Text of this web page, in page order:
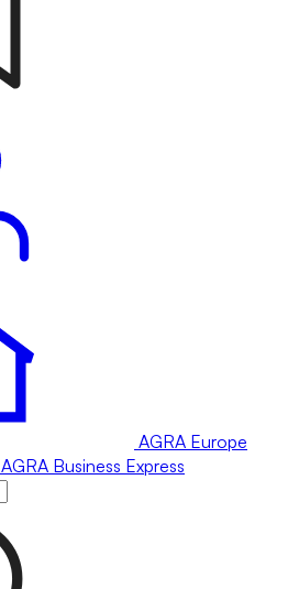
AGRA Europe
AGRA Business Express